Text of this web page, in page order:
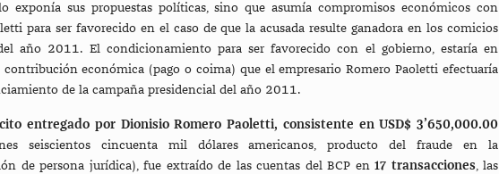
exponía sus propuestas políticas, sino que asumía compromisos económicos con
para ser favorecido en el caso de que la acusada resulte ganadora en los comicios
año 2011. El condicionamiento para ser favorecido con el gobierno, estaría en
económica (pago o coima) que el empresario Romero Paoletti efectuaría
de la campaña presidencial del año 2011.
entregado por Dionisio Romero Paoletti, consistente en USD$ 3’650,000.00
seiscientos cincuenta mil dólares americanos, producto del fraude en la
de persona jurídica), fue extraído de las cuentas del BCP en 17 transacciones, las